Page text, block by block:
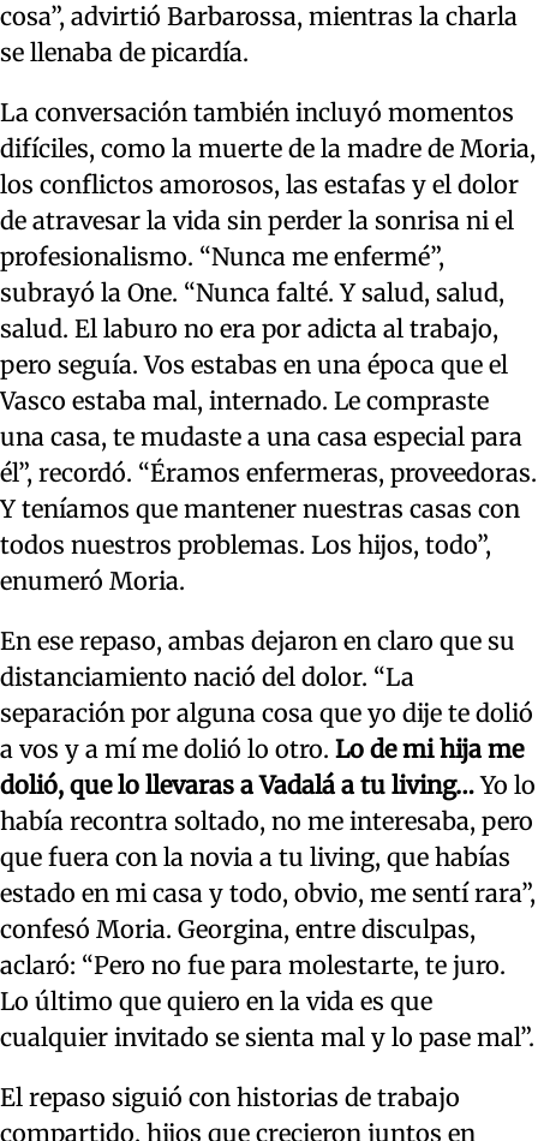
cosa”, advirtió Barbarossa, mientras la charla
se llenaba de picardía.
La conversación también incluyó momentos
difíciles, como la muerte de la madre de Moria,
los conflictos amorosos, las estafas y el dolor
de atravesar la vida sin perder la sonrisa ni el
profesionalismo. “Nunca me enfermé”,
subrayó la One. “Nunca falté. Y salud, salud,
salud. El laburo no era por adicta al trabajo,
pero seguía. Vos estabas en una época que el
Vasco estaba mal, internado. Le compraste
una casa, te mudaste a una casa especial para
él”, recordó. “Éramos enfermeras, proveedoras.
Y teníamos que mantener nuestras casas con
todos nuestros problemas. Los hijos, todo”,
enumeró Moria.
En ese repaso, ambas dejaron en claro que su
distanciamiento nació del dolor. “La
separación por alguna cosa que yo dije te dolió
a vos y a mí me dolió lo otro. Lo de mi hija me
dolió, que lo llevaras a Vadalá a tu living…Yo lo
había recontra soltado, no me interesaba, pero
que fuera con la novia a tu living, que habías
estado en mi casa y todo, obvio, me sentí rara”,
confesó Moria. Georgina, entre disculpas,
aclaró: “Pero no fue para molestarte, te juro.
Lo último que quiero en la vida es que
cualquier invitado se sienta mal y lo pase mal”.
El repaso siguió con historias de trabajo
compartido, hijos que crecieron juntos en